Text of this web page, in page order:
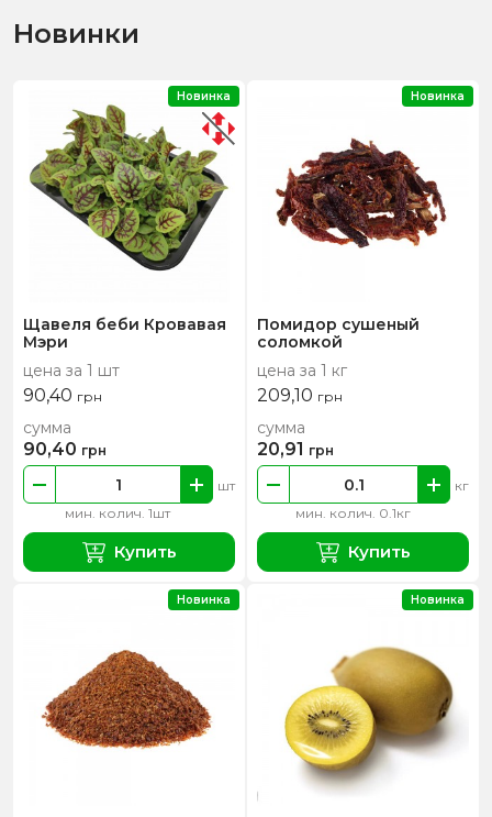
Новинки
Щавеля беби Кровавая
Мэри
цена за 1 шт
90,40 грн
мин. колич. 1шт
шт
сумма
90,40 грн
Купить
Новинка
Помидор сушеный
соломкой
цена за 1 кг
209,10 грн
мин. колич. 0.1кг
кг
сумма
20,91 грн
Купить
Новинка
Новинка Новинка